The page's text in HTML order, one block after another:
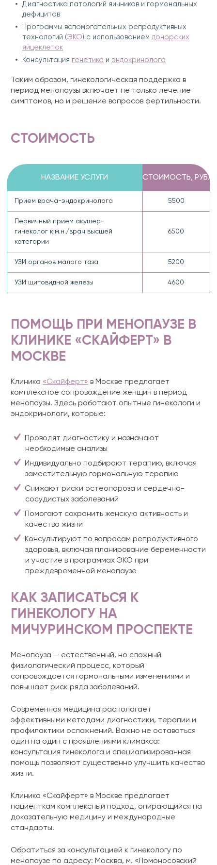
Диагностика патологий яичников и гормональных
дефицитов
Программы вспомогательных репродуктивных
технологий (ЭКО) с использованием донорских
яйцеклеток
Консультация генетика и эндокринолога
Таким образом, гинекологическая поддержка в
период менопаузы включает не только лечение
симптомов, но и решение вопросов фертильности.
СТОИМОСТЬ
НАЗВАНИЕ УСЛУГИ СТОИМОСТЬ, РУБ.
Прием врача-эндокринолога 5500
Первичный прием акушер-
гинеколог к.м.н./врач высшей
категории
6500
УЗИ органов малого таза 5200
УЗИ щитовидной железы 4600
ПОМОЩЬ ПРИ МЕНОПАУЗЕ В
КЛИНИКЕ «СКАЙФЕРТ» В
МОСКВЕ
Клиника «Скайферт» в Москве предлагает
комплексное сопровождение женщин в период
менопаузы. Здесь работают опытные гинекологи и
эндокринологи, которые:
Проводят диагностику и назначают
необходимые анализы
Индивидуально подбирают терапию, включая
заместительную гормональную терапию
Снижают риски остеопороза и сердечно-
сосудистых заболеваний
Помогают сохранить женскую активность и
качество жизни
Консультируют по вопросам репродуктивного
здоровья, включая планирование беременности
и участие в программах ЭКО при
преждевременной менопаузе
КАК ЗАПИСАТЬСЯ К
ГИНЕКОЛОГУ НА
МИЧУРИНСКОМ ПРОСПЕКТЕ
Менопауза — естественный, но сложный
физиологический процесс, который
сопровождается гормональными изменениями и
повышает риск ряда заболеваний.
Современная медицина располагает
эффективными методами диагностики, терапии и
профилактики осложнений. Важно не оставаться
один на один с проявлениями климакса:
консультация гинеколога и специализированная
помощь позволяют существенно улучшить качество
жизни.
Клиника «Скайферт» в Москве предлагает
пациенткам комплексный подход, опирающийся на
доказательную медицину и международные
стандарты.
Обратиться за консультацией к гинекологу по
менопаузе по адресу: Москва, м. «Ломоносовский